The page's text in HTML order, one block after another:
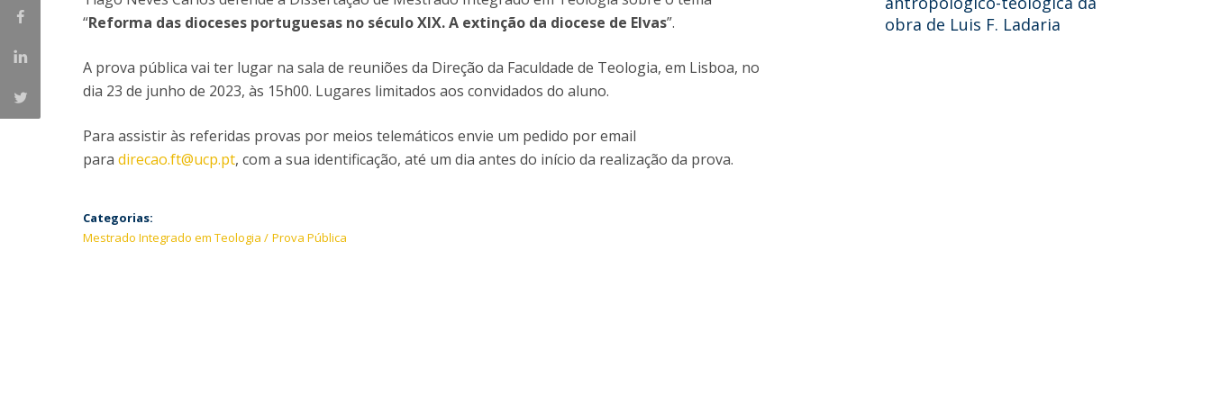
Doutoramento em Teologia
História
Centros de Investigação
“Reforma das dioceses portuguesas no século XIX. A extinção da diocese de Elvas”.
A prova pública vai ter lugar na sala de reuniões da Direção da Faculdade de Teologia, em Lisboa, no
dia 23 de junho de 2023, às 15h00. Lugares limitados aos convidados do aluno.
Para assistir às referidas provas por meios telemáticos envie um pedido por email
para direcao.ft@ucp.pt, com a sua identificação, até um dia antes do início da realização da prova.
Categorias:
Mestrado Integrado em Teologia
Prova Pública
obra de Luis F. Ladaria